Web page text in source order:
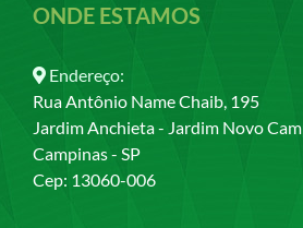
ONDE ESTAMOS
Endereço:
Rua Antônio Name Chaib, 195
Jardim Anchieta - Jardim Novo
Campinas - SP
Cep: 13060-006